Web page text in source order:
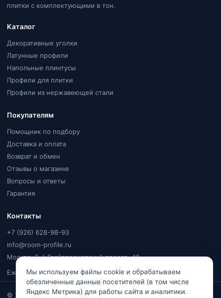
плитки с комплектующими в тон.
Каталог
Декоративные уголки
Латунные профили
Напольные плинтусы
Профили для плитки
Профили из нержавеющей стали
Покупателям
Помощник по подбору
Доставка и оплата
Возврат и обмен
Отзывы о магазине
Вопросы и ответы
Гарантия
Контакты
+7 (926) 628-98-93
info@room-profile.ru
Москва, 2-й Грайвороновский проезд, 48
Ежедневно, 9:00–20:00
© 2026Room Profile. Все права защищены. Ваулин Константин
Мы используем файлы cookie и обрабатываем
обезличенные данные посетителей (в том числе
Яндекс Метрика) для работы сайта и аналитики.